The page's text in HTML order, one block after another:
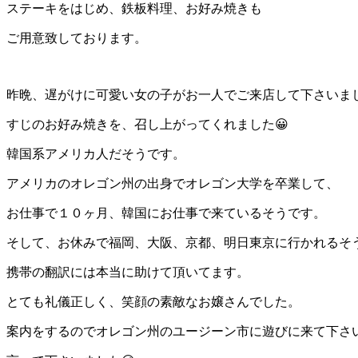
ステーキをはじめ、鉄板料理、お好み焼きも
ご用意致しております。
昨晩、遅がけに可愛い女の子がお一人でご来店して下さいま
すじのお好み焼きを、召し上がってくれました😀
韓国系アメリカ人だそうです。
アメリカのオレゴン州の出身でオレゴン大学を卒業して、
お仕事で１０ヶ月、韓国にお仕事で来ているそうです。
そして、お休みで福岡、大阪、京都、明日東京に行かれるそ
携帯の翻訳には本当に助けて頂いてます。
とても礼儀正しく、笑顔の素敵なお嬢さんでした。
案内をするのでオレゴン州のユージーン市に遊びに来て下さ